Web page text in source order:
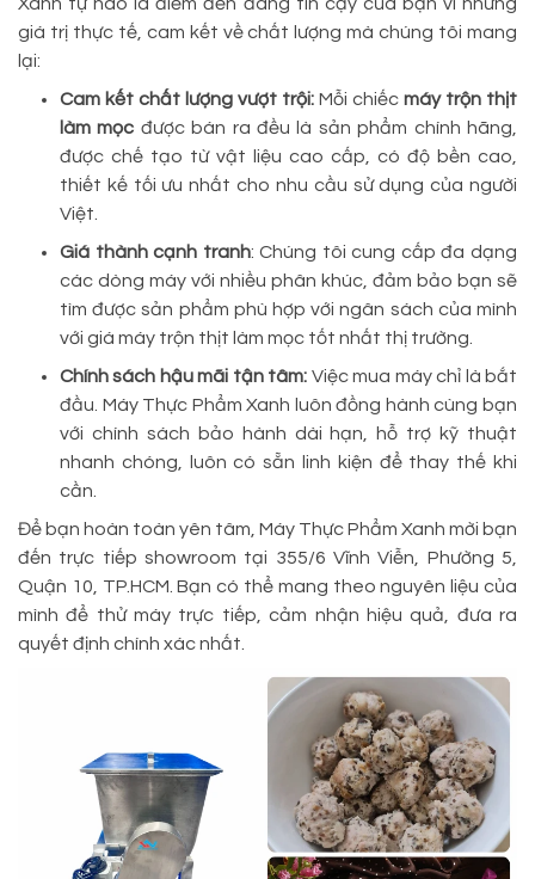
giá trị thực tế, cam kết về chất lượng mà chúng tôi mang
lại:
Cam kết chất lượng vượt trội: Mỗi chiếc máy trộn thịt
làm mọc được bán ra đều là sản phẩm chính hãng,
được chế tạo từ vật liệu cao cấp, có độ bền cao,
thiết kế tối ưu nhất cho nhu cầu sử dụng của người
Việt.
Giá thành cạnh tranh: Chúng tôi cung cấp đa dạng
các dòng máy với nhiều phân khúc, đảm bảo bạn sẽ
tìm được sản phẩm phù hợp với ngân sách của mình
với giá máy trộn thịt làm mọc tốt nhất thị trường.
Chính sách hậu mãi tận tâm: Việc mua máy chỉ là bắt
đầu. Máy Thực Phẩm Xanh luôn đồng hành cùng bạn
với chính sách bảo hành dài hạn, hỗ trợ kỹ thuật
nhanh chóng, luôn có sẵn linh kiện để thay thế khi
cần.
Để bạn hoàn toàn yên tâm, Máy Thực Phẩm Xanh mời bạn
đến trực tiếp showroom tại 355/6 Vĩnh Viễn, Phường 5,
Quận 10, TP.HCM. Bạn có thể mang theo nguyên liệu của
mình để thử máy trực tiếp, cảm nhận hiệu quả, đưa ra
quyết định chính xác nhất.